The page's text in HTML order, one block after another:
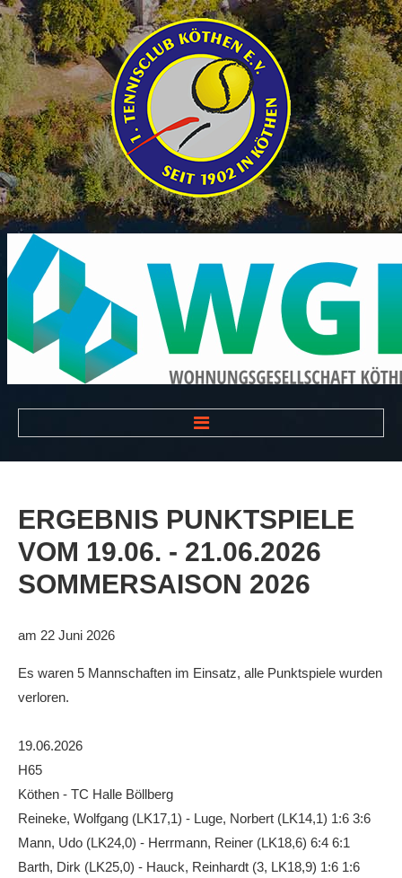
VEREIN
Der Vorstand
Das Clubhaus
Downloads
Die Geschichte
Die Sponsoren
MANNSCHAFTEN
ERGEBNIS PUNKTSPIELE
VOM 19.06. - 21.06.2026
SOMMERSAISON 2026
am 22 Juni 2026
Es waren 5 Mannschaften im Einsatz, alle Punktspiele wurden
verloren.
19.06.2026
H65
Köthen - TC Halle Böllberg
Reineke, Wolfgang (LK17,1) - Luge, Norbert (LK14,1) 1:6 3:6
Mann, Udo (LK24,0) - Herrmann, Reiner (LK18,6) 6:4 6:1
Barth, Dirk (LK25,0) - Hauck, Reinhardt (3, LK18,9) 1:6 1:6